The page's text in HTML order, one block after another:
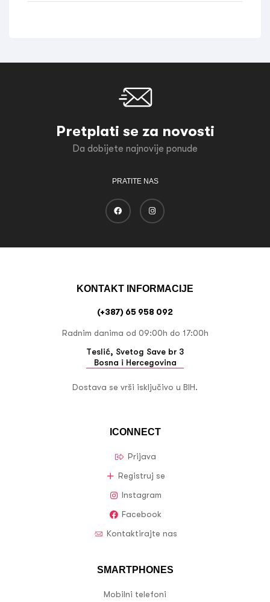
Pretplati se za novosti
Da dobijete najnovije ponude
PRATITE NAS
ICONNECT
Prijava
Registruj se
Instagram
Facebook
Kontaktirajte nas
SMARTPHONES
Mobilni telefoni
KONTAKT INFORMACIJE
(+387) 65 958 092
Radnim danima od 09:00h do 17:00h
Teslić, Svetog Save br 3
Bosna i Hercegovina
Dostava se vrši isključivo u BIH.